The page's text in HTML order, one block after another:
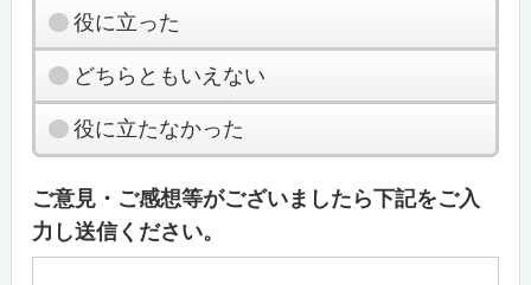
役に立った
どちらともいえない
役に立たなかった
ご意見・ご感想等がございましたら下記をご入
力し送信ください。